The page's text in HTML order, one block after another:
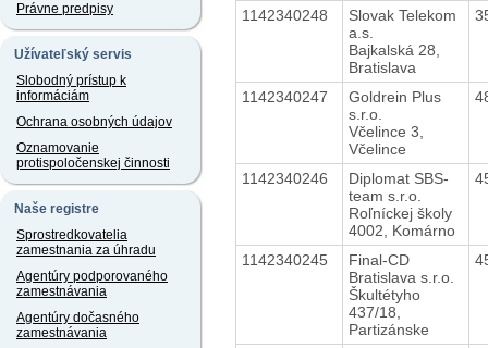
Právne predpisy
Užívateľský servis
Slobodný prístup k
informáciám
Ochrana osobných údajov
Oznamovanie
protispoločenskej činnosti
Naše registre
Sprostredkovatelia
zamestnania za úhradu
Agentúry podporovaného
zamestnávania
Agentúry dočasného
zamestnávania
1142340248
Slovak Telekom
a.s.
Bajkalská 28,
Bratislava
1142340247
Goldrein Plus
s.r.o.
Včelince 3,
Včelince
1142340246
Diplomat SBS-
team s.r.o.
Roľníckej školy
4002, Komárno
1142340245
Final-CD
Bratislava s.r.o.
Škultétyho
437/18,
Partizánske